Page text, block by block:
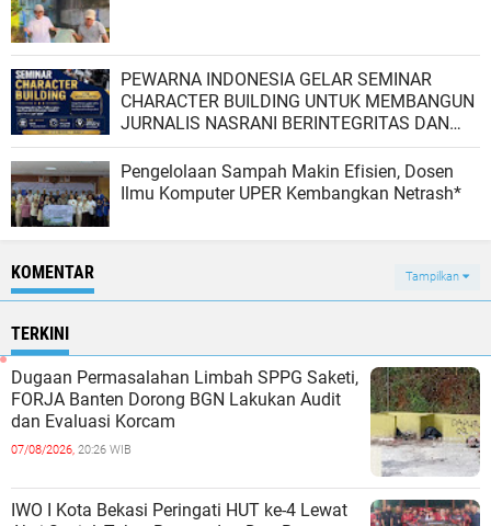
PEWARNA INDONESIA GELAR SEMINAR
CHARACTER BUILDING UNTUK MEMBANGUN
JURNALIS NASRANI BERINTEGRITAS DAN
BERDAMPAK*
Pengelolaan Sampah Makin Efisien, Dosen
Ilmu Komputer UPER Kembangkan Netrash*
KOMENTAR Tampilkan
TERKINI
Dugaan Permasalahan Limbah SPPG Saketi,
FORJA Banten Dorong BGN Lakukan Audit
dan Evaluasi Korcam
07/08/2026, 20:26 WIB
IWO I Kota Bekasi Peringati HUT ke-4 Lewat